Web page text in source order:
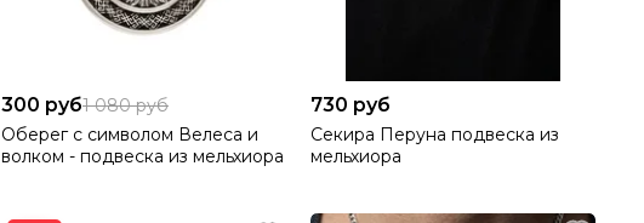
300 руб1 080 руб
Оберег с символом Велеса и
волком - подвеска из мельхиора
730 руб
Секира Перуна подвеска из
мельхиора